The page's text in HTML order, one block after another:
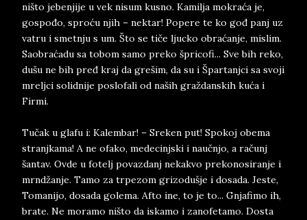
ništo jebenjije u vek nisum kusno. Kamilja mokraća je,
gospođo, sproću njih – nektar! Popere te ko gođ panj uz
vatru i smetnju s um. Što se tiče ljucko obraćanje, mislim.
Saobraćadu sa tobom samo preko špricofi... Sve bih reko,
dušu ne bih pređ kraj da grešim, da su i Špartanjci sa svoji
mreljci solidnije poslofali od naših graždanskih kuća i
Firmi.
Tučak u glafu i: Kalembar! – Sreken put! Spokoj obema
stranjkama! A ne ofako, medecinjski i naučnjo, a računj
šantav. Ovde u fotelj povazdanj nekakvo prekonosiranje i
mrndžanje. Tamo za trpezom grizodušje i dosada. Jeste,
Tomanijo, dosada golema. Afto ine, to je to... Gnjafimo ih,
brate. Ne moramo ništo da iskamo i zanofetamo. Dosta